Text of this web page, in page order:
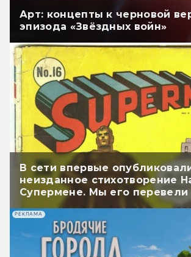
Арт: концепты к черновой
эпизода «Звёздных войн»
В сети впервые
неизданное стихотворение
Супермене. Мы его перевели
РЕКЛАМА